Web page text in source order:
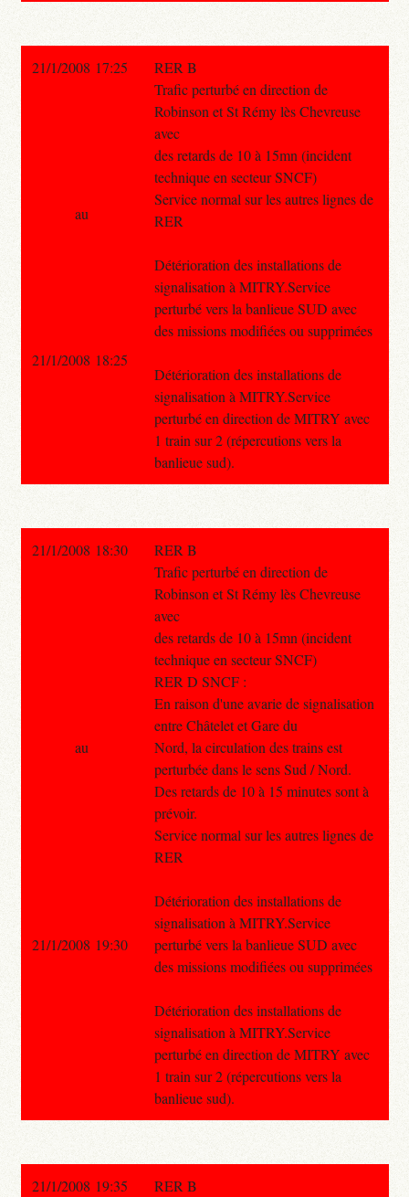
21/1/2008 17:25
RER B
Trafic perturbé en direction de
Robinson et St Rémy lès Chevreuse
avec
des retards de 10 à 15mn (incident
technique en secteur SNCF)
Service normal sur les autres lignes de
RER
Détérioration des installations de
signalisation à MITRY.Service
perturbé vers la banlieue SUD avec
des missions modifiées ou supprimées
Détérioration des installations de
signalisation à MITRY.Service
perturbé en direction de MITRY avec
1 train sur 2 (répercutions vers la
banlieue sud).
au
21/1/2008 18:25
21/1/2008 18:30
RER B
Trafic perturbé en direction de
Robinson et St Rémy lès Chevreuse
avec
des retards de 10 à 15mn (incident
technique en secteur SNCF)
RER D SNCF :
En raison d'une avarie de signalisation
entre Châtelet et Gare du
Nord, la circulation des trains est
perturbée dans le sens Sud / Nord.
Des retards de 10 à 15 minutes sont à
prévoir.
Service normal sur les autres lignes de
RER
Détérioration des installations de
signalisation à MITRY.Service
perturbé vers la banlieue SUD avec
des missions modifiées ou supprimées
Détérioration des installations de
signalisation à MITRY.Service
perturbé en direction de MITRY avec
1 train sur 2 (répercutions vers la
banlieue sud).
au
21/1/2008 19:30
21/1/2008 19:35 RER B